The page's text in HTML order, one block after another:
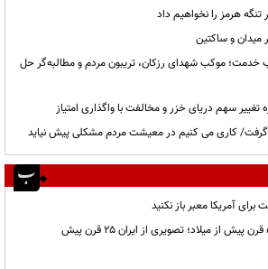
هرمز را نخواهیم داد
و ساکتین
موکب شهدای رزکان، تریبون مردم و مطالبه‌گر حل
تغییر سهم دریای خزر و مخالفت با واگذاری امتیاز
کار گرفت/ کاری می کنیم در معیشت مردم مشکلی پیش نیاید
آمریکا معبر باز نکنید